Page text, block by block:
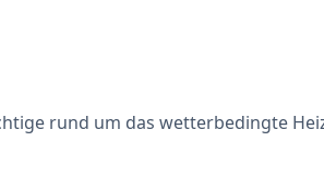
rund um das wetterbedingte